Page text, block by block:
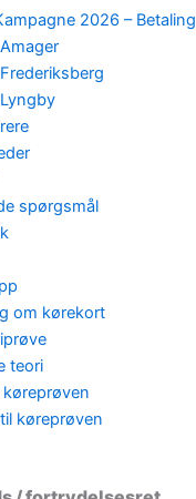
2026 – Betaling
spørgsmål
om kørekort
teori
køreprøven
køreprøven